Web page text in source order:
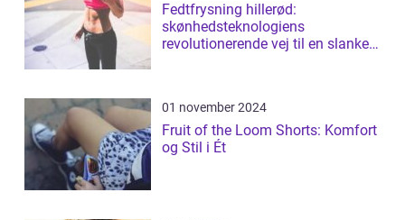
Fedtfrysning hillerød:
skønhedsteknologiens
revolutionerende vej til en slankere
01 november 2024
Fruit of the Loom Shorts: Komfort
og Stil i Ét